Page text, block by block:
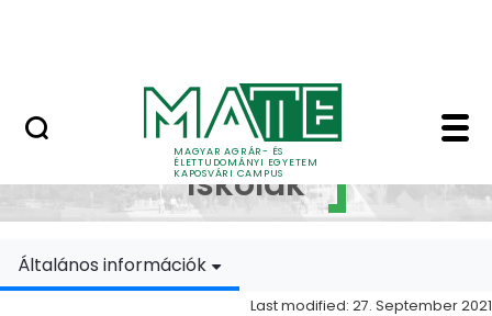
MAGYAR AGRÁR- ÉS
ÉLETTUDOMÁNYI EGYETEM
KAPOSVÁRI CAMPUS
Doktori Iskolák -
Doktori
Iskolák
Általános információk
Last modified: 27. September 2021